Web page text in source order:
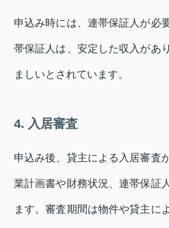
申込み時には、連帯保証人が必
帯保証人は、安定した収入があ
ましいとされています。
4. 入居審査
申込み後、貸主による入居審査
業計画書や財務状況、連帯保証
ます。審査期間は物件や貸主に